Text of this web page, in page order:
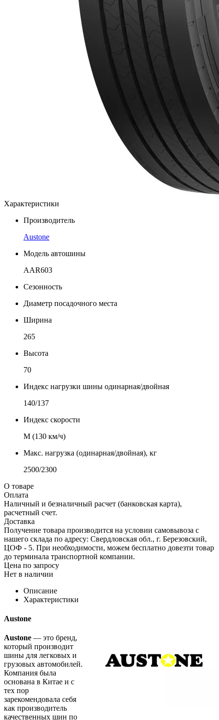
Характеристики
Производитель
Austone
Модель автошины
AAR603
Сезонность
Диаметр посадочного места
Ширина
265
Высота
70
Индекс нагрузки шины одинарная/двойная
140/137
Индекс скорости
М (130 км/ч)
Макс. нагрузка (одинарная/двойная), кг
2500/2300
О товаре
Оплата
Наличный и безналичный расчет (банковская карта),
расчетный счет.
Доставка
Получение товара производится на условии самовывоза с
нашего склада по адресу: Свердловская обл., г. Березовский,
ЦОФ - 5. При необходимости, можем бесплатно довезти товар
до терминала транспортной компании.
Цена по запросу
Нет в наличии
Описание
Характеристики
Austone
Austone — это бренд,
который производит
шины для легковых и
грузовых автомобилей.
Компания была
основана в Китае и с
тех пор
зарекомендовала себя
как производитель
качественных шин по